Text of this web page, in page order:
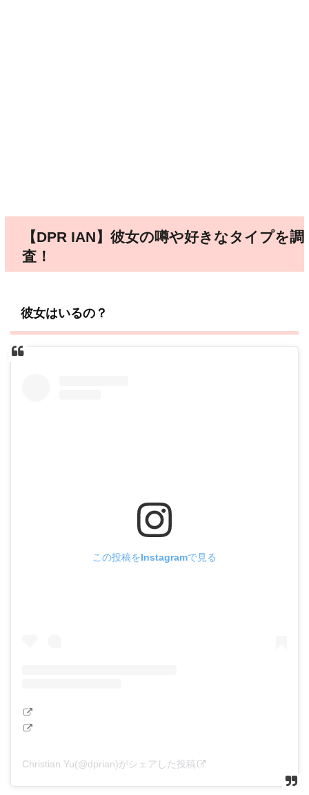
【DPR IAN】彼女の噂や好きなタイプを調
査！
彼女はいるの？
この投稿をInstagramで見る
Christian Yu(@dprian)がシェアした投稿